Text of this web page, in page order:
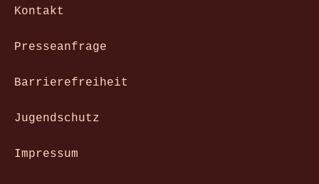
Kontakt
Presseanfrage
Barrierefreiheit
Jugendschutz
Impressum